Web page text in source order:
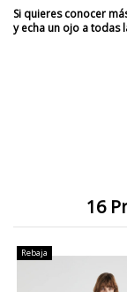
Si quieres conocer
y echa un ojo a todas
16
Rebaja